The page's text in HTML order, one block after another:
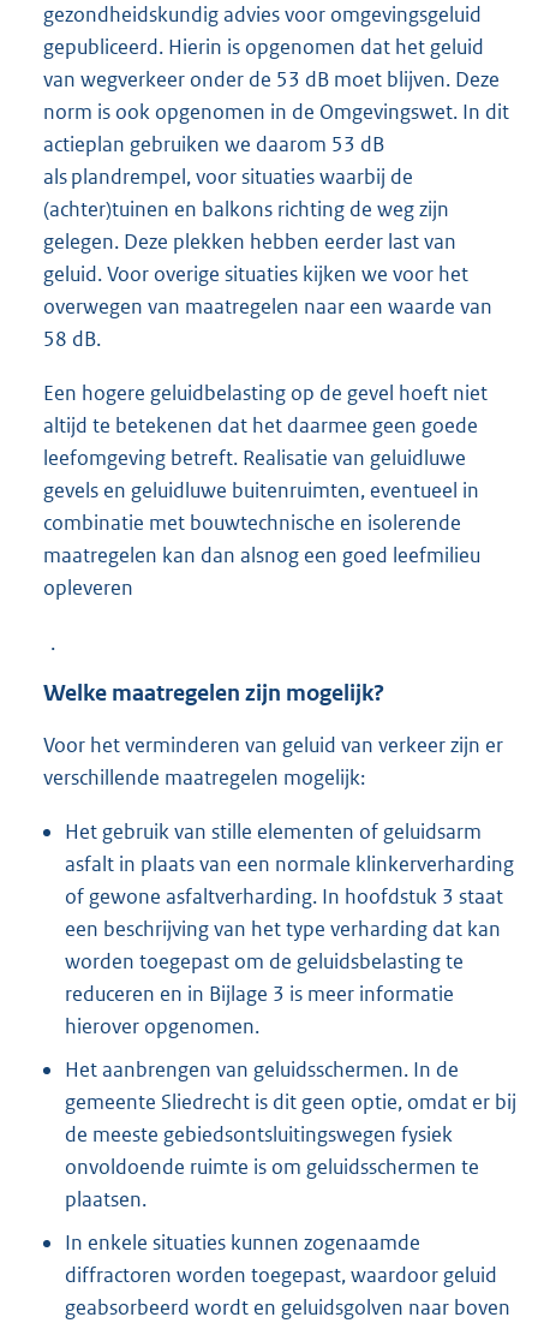
gezondheidskundig advies voor omgevingsgeluid
gepubliceerd. Hierin is opgenomen dat het geluid
van wegverkeer onder de 53 dB moet blijven. Deze
norm is ook opgenomen in de Omgevingswet. In dit
actieplan gebruiken we daarom 53 dB
als plandrempel, voor situaties waarbij de
(achter)tuinen en balkons richting de weg zijn
gelegen. Deze plekken hebben eerder last van
geluid. Voor overige situaties kijken we voor het
overwegen van maatregelen naar een waarde van
58 dB.
Een hogere geluidbelasting op de gevel hoeft niet
altijd te betekenen dat het daarmee geen goede
leefomgeving betreft. Realisatie van geluidluwe
gevels en geluidluwe buitenruimten, eventueel in
combinatie met bouwtechnische en isolerende
maatregelen kan dan alsnog een goed leefmilieu
opleveren
.
Welke maatregelen zijn mogelijk?
Voor het verminderen van geluid van verkeer zijn er
verschillende maatregelen mogelijk:
Het gebruik van stille elementen of geluidsarm
asfalt in plaats van een normale klinkerverharding
of gewone asfaltverharding. In hoofdstuk 3 staat
een beschrijving van het type verharding dat kan
worden toegepast om de geluidsbelasting te
reduceren en in Bijlage 3 is meer informatie
hierover opgenomen.
Het aanbrengen van geluidsschermen. In de
gemeente Sliedrecht is dit geen optie, omdat er bij
de meeste gebiedsontsluitingswegen fysiek
onvoldoende ruimte is om geluidsschermen te
plaatsen.
In enkele situaties kunnen zogenaamde
diffractoren worden toegepast, waardoor geluid
geabsorbeerd wordt en geluidsgolven naar boven